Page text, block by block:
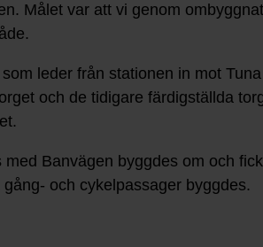
Målet var att vi genom
leder från stationen in mot
och de tidigare färdigställda
Banvägen byggdes om och
och cykelpassager byggdes.